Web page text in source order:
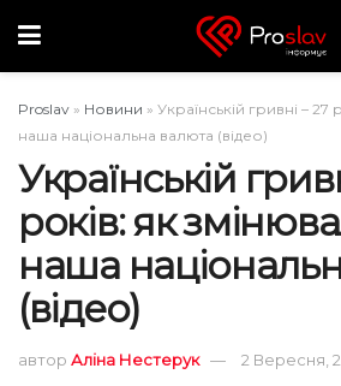
Proslav » Новини » Українській гривні –
наша національна валюта (відео)
Українській
років: як
наша
(відео)
автор Аліна Нестерук 2 Вересня,